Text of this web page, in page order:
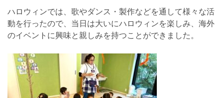
ハロウィンでは、歌やダンス・製作などを通して様々な活
動を行ったので、当日は大いにハロウィンを楽しみ、海外
のイベントに興味と親しみを持つことができました。